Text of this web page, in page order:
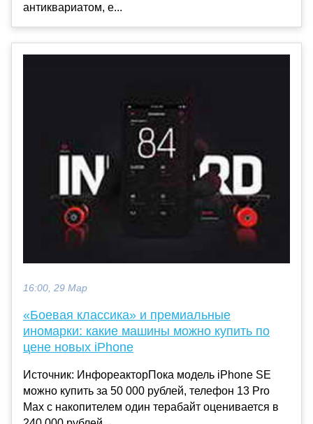
антиквариатом, е...
16:00, 29 Мар
«Боевая классика» и премиальные
иномарки: какие машины можно купить по
цене новых iPhone
Источник: ИнфореакторПока модель iPhone SE
можно купить за 50 000 рублей, телефон 13 Pro
Max с накопителем один терабайт оценивается в